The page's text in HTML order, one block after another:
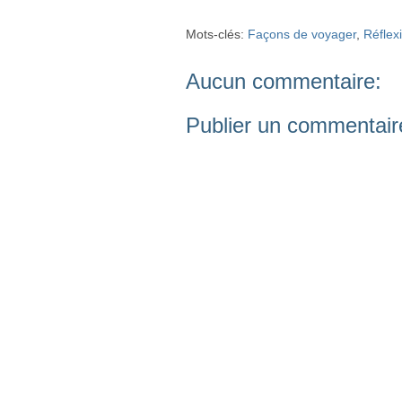
Mots-clés: Façons de voyager,
Aucun commentaire:
Publier un